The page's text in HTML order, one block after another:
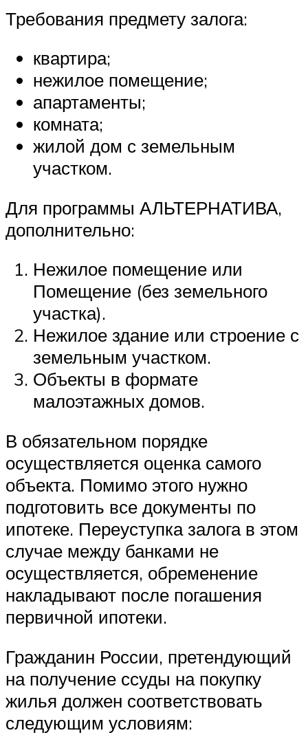
Требования предмету залога:
квартира;
нежилое помещение;
апартаменты;
комната;
жилой дом с земельным
участком.
Для программы АЛЬТЕРНАТИВА,
дополнительно:
Нежилое помещение или
Помещение (без земельного
участка).
Нежилое здание или строение с
земельным участком.
Объекты в формате
малоэтажных домов.
В обязательном порядке
осуществляется оценка самого
объекта. Помимо этого нужно
подготовить все документы по
ипотеке. Переуступка залога в этом
случае между банками не
осуществляется, обременение
накладывают после погашения
первичной ипотеки.
Гражданин России, претендующий
на получение ссуды на покупку
жилья должен соответствовать
следующим условиям: